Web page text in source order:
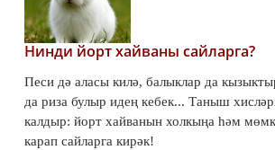
Нинди йорт хайваны сайларга?
Песи дә аласы килә, балыклар да
да риза булыр идең кебек... Таныш
калдыр: йорт хайванын холкыңа һәм
карап сайларга кирәк!